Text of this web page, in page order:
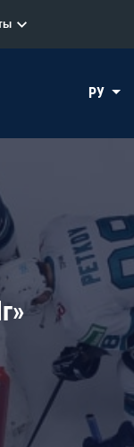
РУ